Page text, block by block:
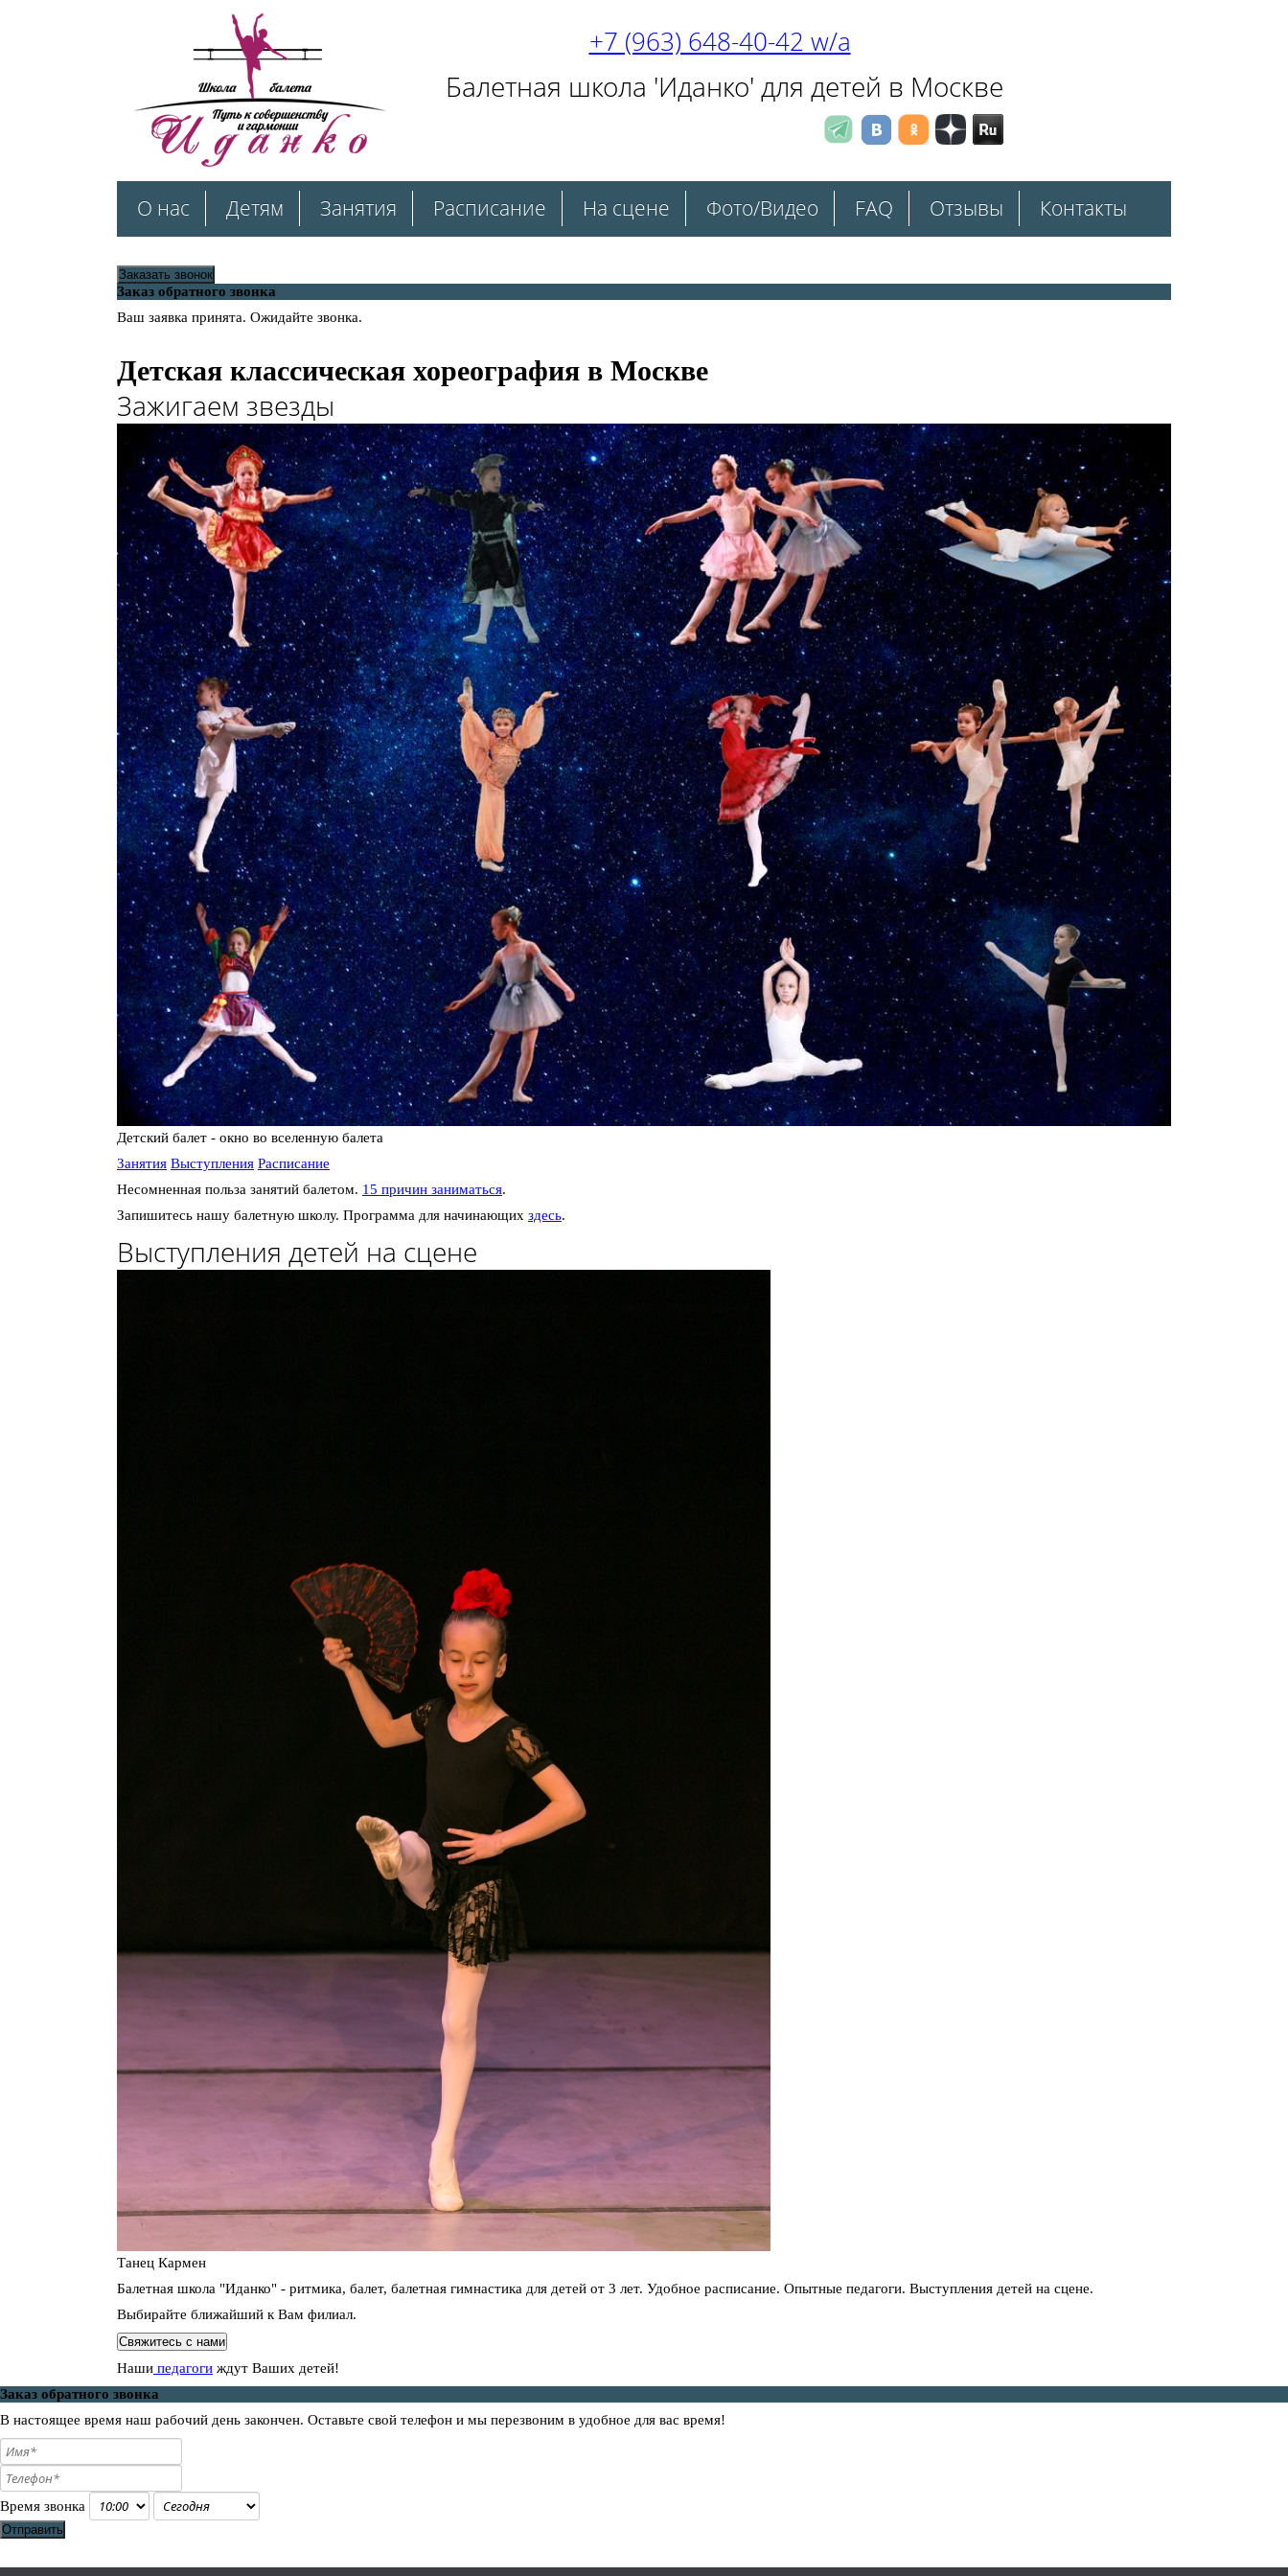
+7 (963) 648-40-42 w/a
Балетная школа 'Иданко' для детей в Москве
О нас Детям Занятия Расписание На сцене Фото/Видео FAQ Отзывы Контакты
Заказать звонок
Заказ обратного звонка
Ваш заявка принята. Ожидайте звонка.
Детская классическая хореография в Москве
Зажигаем звезды
Детский балет - окно во вселенную балета
Занятия Выступления Расписание
Несомненная польза занятий балетом. 15 причин заниматься.
Запишитесь нашу балетную школу. Программа для начинающих здесь.
Выступления детей на сцене
Танец Кармен
Балетная школа "Иданко" - ритмика, балет, балетная гимнастика для детей от 3 лет. Удобное расписание. Опытные педагоги. Выступления детей на сцене.
Выбирайте ближайший к Вам филиал.
Свяжитесь с нами
Наши педагоги ждут Ваших детей!
Заказ обратного звонка
В настоящее время наш рабочий день закончен. Оставьте свой телефон и мы перезвоним в удобное для вас время!
Время звонка
Отправить